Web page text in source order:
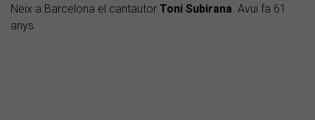
Neix a Barcelona el cantautor Toni Subirana. Avui fa 61
anys.